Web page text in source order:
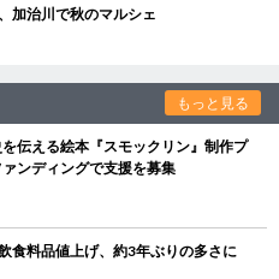
加治川で秋のマルシェ
もっと見る
伝える絵本『スモックリン』制作プ
ンディングで支援を募集
食料品値上げ、約3年ぶりの多さに